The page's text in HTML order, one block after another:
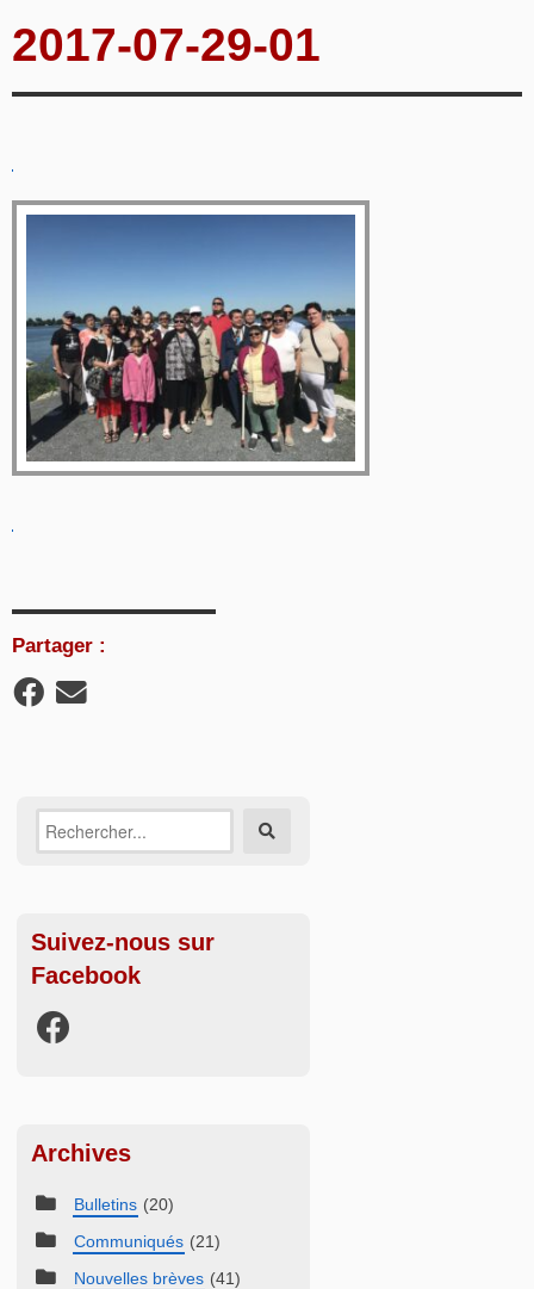
2017-07-29-01
Partager :
Recherche
sur:
Suivez-nous sur
Facebook
Archives
Bulletins (20)
Communiqués (21)
Nouvelles brèves (41)